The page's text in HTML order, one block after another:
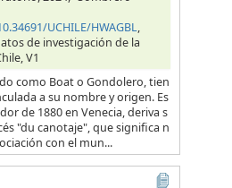
UCHILE/HWAGBL,
de investigación de la
V1
como Boat o Gondolero, tien
a su nombre y origen. Es
de 1880 en Venecia, deriva s
"du canotaje", que significa n
con el mun...